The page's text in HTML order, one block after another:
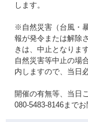
します。
※自然災害（台風・
報が発令または解除
きは、中止となりま
自然災害等中止の場
内しますので、当日
開催の有無等、当日
080-5483-8146までお